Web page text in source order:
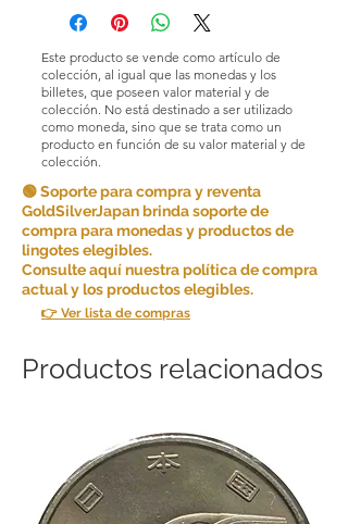
Este producto se vende como artículo de
colección, al igual que las monedas y los
billetes, que poseen valor material y de
colección. No está destinado a ser utilizado
como moneda, sino que se trata como un
producto en función de su valor material y de
colección.
🟢 Soporte para compra y reventa
GoldSilverJapan brinda soporte de
compra para monedas y productos de
lingotes elegibles.
Consulte aquí nuestra política de compra
actual y los productos elegibles.
👉 Ver lista de compras
Productos relacionados